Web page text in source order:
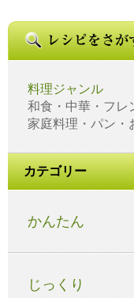
料理ジャンル
和食・中華・フレ
家庭料理・パン・
カテゴリー
かんたん
じっくり